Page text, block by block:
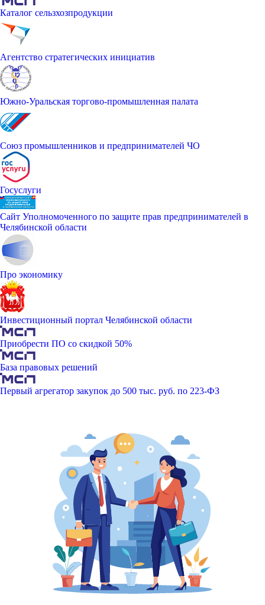
Каталог сельзхозпродукции
Агентство стратегических инициатив
Южно-Уральская торгово-промышленная палата
Союз промышленников и предпринимателей ЧО
Госуслуги
Сайт Уполномоченного по защите прав предпринимателей в
Челябинской области
Про экономику
Инвестиционный портал Челябинской области
Приобрести ПО со скидкой 50%
База правовых решений
Первый агрегатор закупок до 500 тыс. руб. по 223-ФЗ